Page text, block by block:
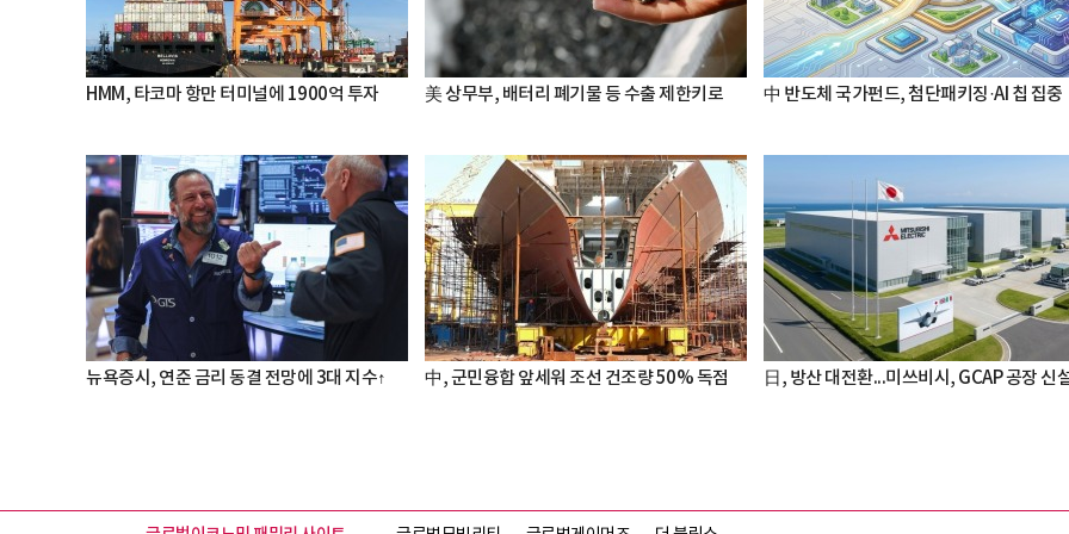
HMM, 타코마 항만 터미널에 1900억 투자 美 상무부, 배터리 폐기물 등 수출 제한키로 中 반도체 국가펀드, 첨단패키징·AI 칩 집중
뉴욕증시, 연준 금리 동결 전망에 3대 지수↑ 中, 군민융합 앞세워 조선 건조량 50% 독점 日, 방산 대전환...미쓰비시, GCAP 공장 신